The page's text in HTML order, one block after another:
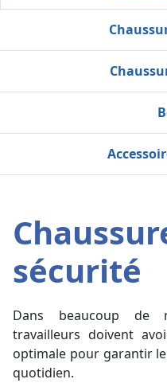
sécurité
Dans beaucoup de
travailleurs doivent
optimale pour garantir
quotidien.